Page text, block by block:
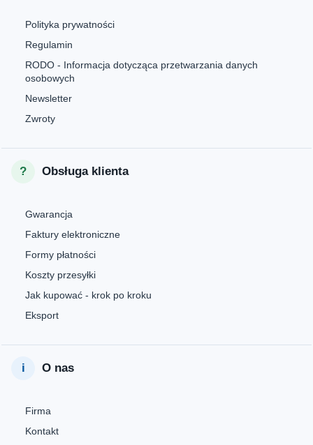
Polityka prywatności
Regulamin
RODO - Informacja dotycząca przetwarzania danych
osobowych
Newsletter
Zwroty
Obsługa klienta
Gwarancja
Faktury elektroniczne
Formy płatności
Koszty przesyłki
Jak kupować - krok po kroku
Eksport
O nas
Firma
Kontakt